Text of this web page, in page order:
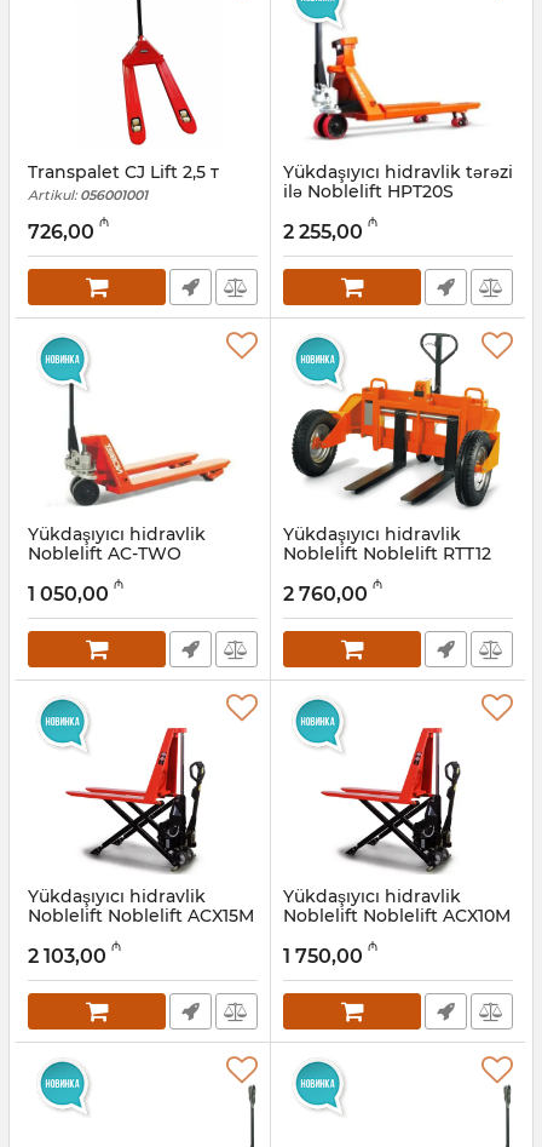
Transpalet CJ Lift 2,5 т
Artikul: 056001001
726,00 ₼
Yükdaşıyıcı hidravlik tərəzi
ilə Noblelift HPT20S
033001011
2 255,00 ₼
Yükdaşıyıcı hidravlik
Noblelift AC-TWO
033001010
1 050,00 ₼
Yükdaşıyıcı hidravlik
Noblelift Noblelift RTT12
033001009
2 760,00 ₼
Yükdaşıyıcı hidravlik
Noblelift Noblelift ACX15M
033001008
2 103,00 ₼
Yükdaşıyıcı hidravlik
Noblelift Noblelift ACX10M
033001007
1 750,00 ₼